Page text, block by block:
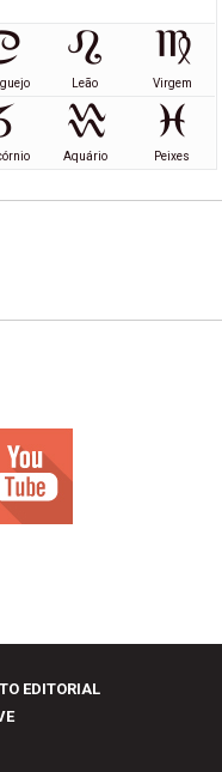
Leão Virgem
Aquário Peixes
EDITORIAL